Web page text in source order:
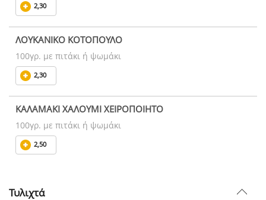
2,30
ΛΟΥΚΑΝΙΚΟ ΚΟΤΟΠΟΥΛΟ
100γρ. με πιτάκι ή ψωμάκι
2,30
ΚΑΛΑΜΑΚΙ ΧΑΛΟΥΜΙ ΧΕΙΡΟΠΟΙΗΤΟ
100γρ. με πιτάκι ή ψωμάκι
2,50
Τυλιχτά